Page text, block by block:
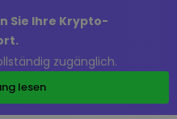
Sie Ihre Krypto-
zugänglich.
lesen